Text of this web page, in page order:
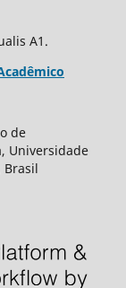
A1.
de
Universidade
Brasil